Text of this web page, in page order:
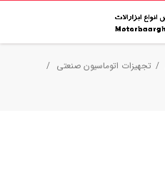
تجهیزات اتوماسیون صنعتی